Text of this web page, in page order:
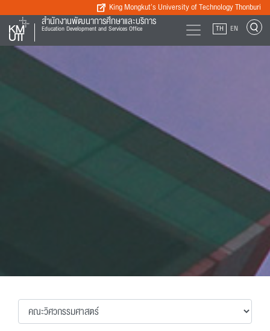
King Mongkut’s University of Technology Thonburi
สำนักงานพัฒนาการศึกษาและบริการ
Education Development and Services Office TH EN
14
หลักสูตร
ระดับปริญญาเอก
10
หลักสูตร